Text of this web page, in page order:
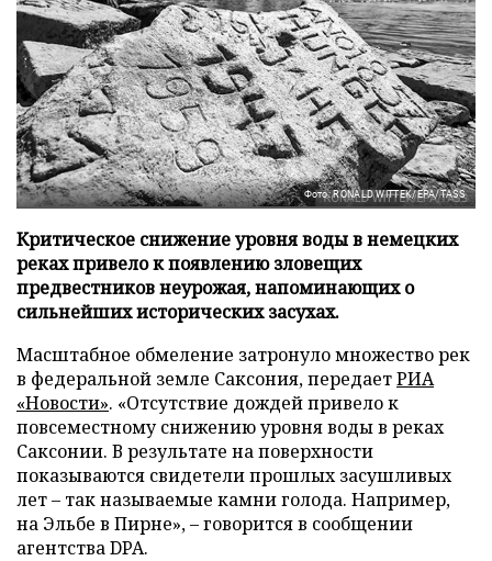
Фото: RONALD WITTEK/EPA/TASS
Критическое снижение уровня воды в немецких
реках привело к появлению зловещих
предвестников неурожая, напоминающих о
сильнейших исторических засухах.
Масштабное обмеление затронуло множество рек
в федеральной земле Саксония, передаетРИА
«Новости». «Отсутствие дождей привело к
повсеместному снижению уровня воды в реках
Саксонии. В результате на поверхности
показываются свидетели прошлых засушливых
лет – так называемые камни голода. Например,
на Эльбе в Пирне», – говорится в сообщении
агентства DPA.